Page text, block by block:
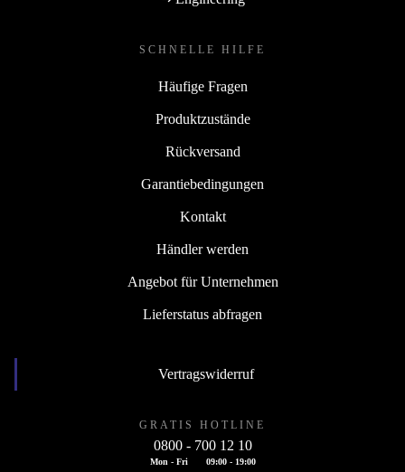
SCHNELLE HILFE
Häufige Fragen
Produktzustände
Rückversand
Garantiebedingungen
Kontakt
Händler werden
Angebot für Unternehmen
Lieferstatus abfragen
Vertragswiderruf
GRATIS HOTLINE
0800 - 700 12 10
Mon - Fri 09:00 - 19:00